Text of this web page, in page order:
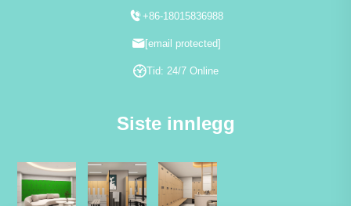
+86-18015836988
[email protected]
Tid: 24/7 Online
Siste innlegg